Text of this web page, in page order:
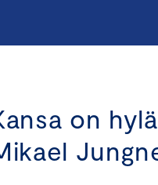
on